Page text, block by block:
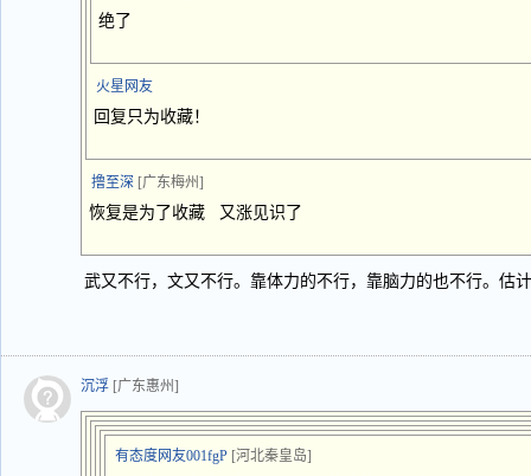
绝了
火星网友
回复只为收藏！
撸至深 [广东梅州]
恢复是为了收藏 又涨见识了
武又不行，文又不行。靠体力的不行，靠脑力的也不行。估
沉浮 [广东惠州]
有态度网友001fgP [河北秦皇岛]